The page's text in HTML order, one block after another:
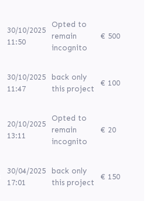
30/10/2025
11:50
Opted to
remain
incognito
€ 500
30/10/2025
11:47
back only
this project
€ 100
20/10/2025
13:11
Opted to
remain
incognito
€ 20
30/04/2025
17:01
back only
this project
€ 150